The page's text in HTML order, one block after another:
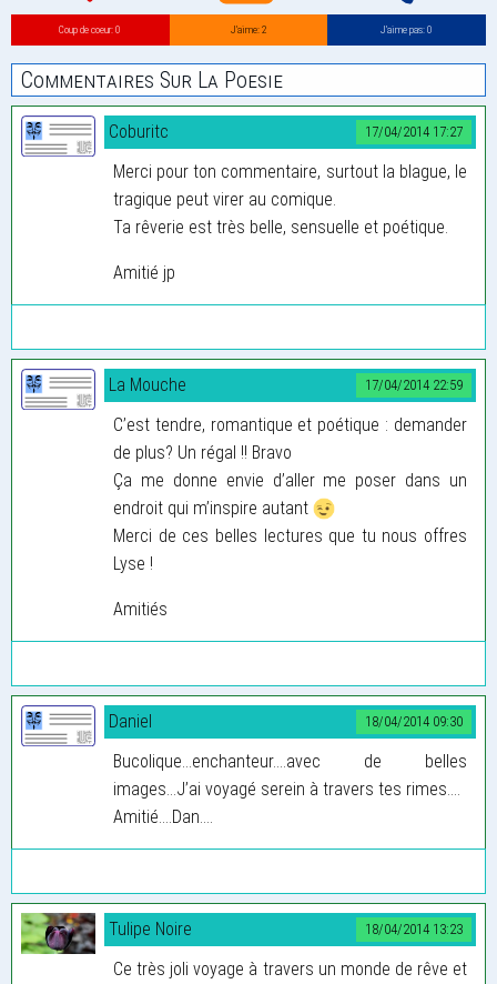
Coup de coeur: 0 J’aime: 2 J’aime pas: 0
Commentaires Sur La Poesie
17/04/2014 17:27
Coburitc
Merci pour ton commentaire, surtout la blague, le
tragique peut virer au comique.
Ta rêverie est très belle, sensuelle et poétique.
Amitié jp
17/04/2014 22:59
La Mouche
C’est tendre, romantique et poétique : demander
de plus? Un régal !! Bravo
Ça me donne envie d’aller me poser dans un
endroit qui m’inspire autant
Merci de ces belles lectures que tu nous offres
Lyse !
Amitiés
18/04/2014 09:30
Daniel
Bucolique...enchanteur....avec de belles
images...J’ai voyagé serein à travers tes rimes....
Amitié....Dan....
18/04/2014 13:23
Tulipe Noire
Ce très joli voyage à travers un monde de rêve et